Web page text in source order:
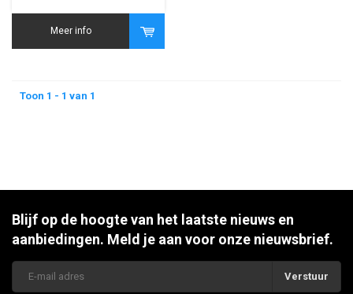
Meer info
Toon 1 - 1 van 1
Blijf op de hoogte van het laatste nieuws en
aanbiedingen. Meld je aan voor onze nieuwsbrief.
Verstuur